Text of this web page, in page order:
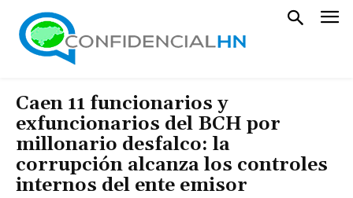
Caen 11 funcionarios y
exfuncionarios del BCH por
millonario desfalco: la
corrupción alcanza los controles
internos del ente emisor